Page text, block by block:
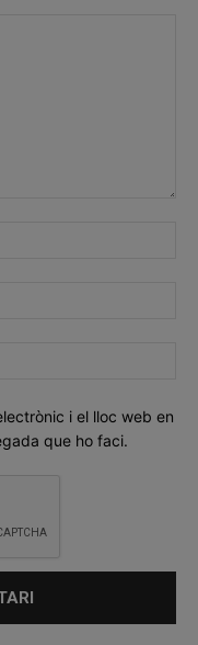
i el lloc web en
que ho faci.